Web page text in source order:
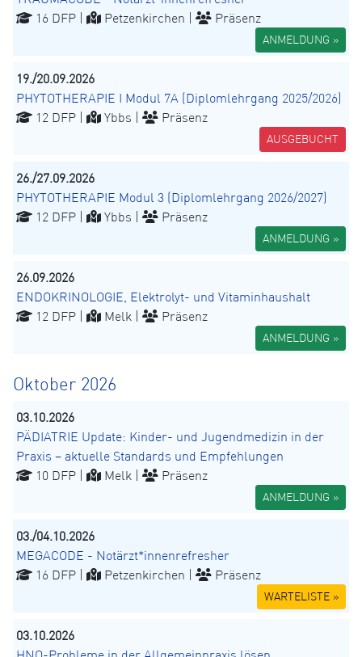
16 DFP |
Petzenkirchen | Präsenz
ANMELDUNG »
19./20.09.2026
PHYTOTHERAPIE I Modul 7A (Diplomlehrgang 2025/2026)
12 DFP |
Ybbs | Präsenz
AUSGEBUCHT
26./27.09.2026
PHYTOTHERAPIE Modul 3 (Diplomlehrgang 2026/2027)
12 DFP |
Ybbs | Präsenz
ANMELDUNG »
26.09.2026
ENDOKRINOLOGIE, Elektrolyt- und Vitaminhaushalt
12 DFP |
Melk | Präsenz
ANMELDUNG »
Oktober 2026
03.10.2026
PÄDIATRIE Update: Kinder- und Jugendmedizin in der
Praxis – aktuelle Standards und Empfehlungen
10 DFP |
Melk | Präsenz
ANMELDUNG »
03./04.10.2026
MEGACODE - Notärzt*innenrefresher
16 DFP |
Petzenkirchen | Präsenz
WARTELISTE »
03.10.2026